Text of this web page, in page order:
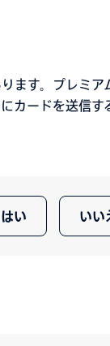
ます。プレミア
カードを送信す
はい いい